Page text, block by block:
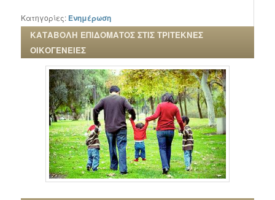
Κατηγορίες: Ενημέρωση
ΚΑΤΑΒΟΛΗ ΕΠΙΔΟΜΑΤΟΣ ΣΤΙΣ ΤΡΙΤΕΚΝΕΣ
ΟΙΚΟΓΕΝΕΙΕΣ